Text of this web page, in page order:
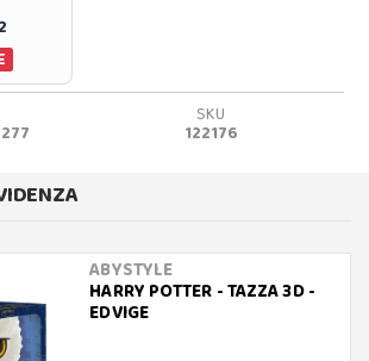
SKU
122176
ABYSTYLE
HARRY POTTER - TAZZA 3D -
EDVIGE